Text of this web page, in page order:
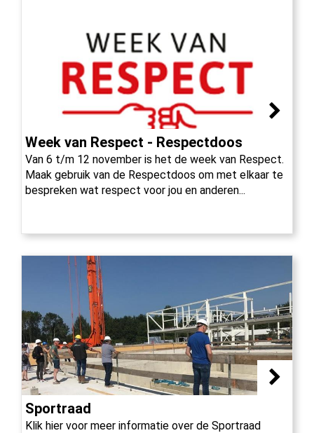
Week van Respect - Respectdoos
Van 6 t/m 12 november is het de week van Respect.
Maak gebruik van de Respectdoos om met elkaar te
bespreken wat respect voor jou en anderen...
Sportraad
Klik hier voor meer informatie over de Sportraad